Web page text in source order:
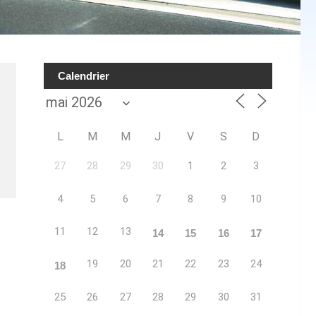
Calendrier
L M M J V S D
27 28 29 30 1 2 3
4 5 6 7 8 9 10
11 12 13 14 15 16 17
18 19 20 21 22 23 24
25 26 27 28 29 30 31